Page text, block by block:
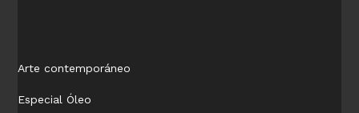
Arte contemporáneo
Especial Óleo